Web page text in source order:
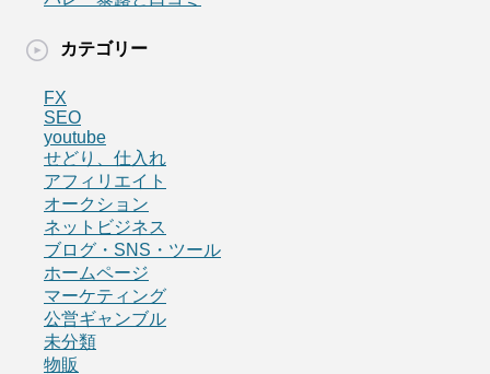
カテゴリー
FX
SEO
youtube
せどり、仕入れ
アフィリエイト
オークション
ネットビジネス
ブログ・SNS・ツール
ホームページ
マーケティング
公営ギャンブル
未分類
物販